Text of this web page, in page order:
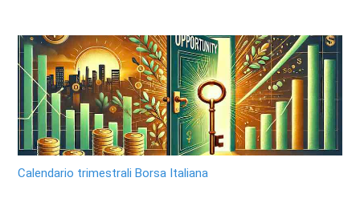
Calendario trimestrali Borsa Italiana